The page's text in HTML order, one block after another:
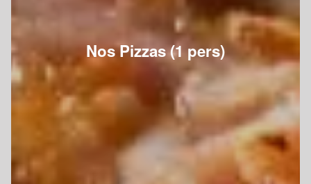
Nos Pizzas (1 pers)